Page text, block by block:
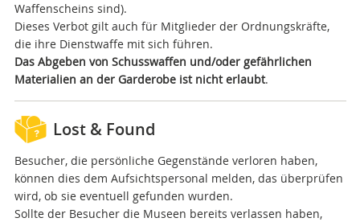
Waffenscheins sind).
Dieses Verbot gilt auch für Mitglieder der Ordnungskräfte,
die ihre Dienstwaffe mit sich führen.
Das Abgeben von Schusswaffen und/oder gefährlichen
Materialien an der Garderobe ist nicht erlaubt.
Lost & Found
Besucher, die persönliche Gegenstände verloren haben,
können dies dem Aufsichtspersonal melden, das überprüfen
wird, ob sie eventuell gefunden wurden.
Sollte der Besucher die Museen bereits verlassen haben,